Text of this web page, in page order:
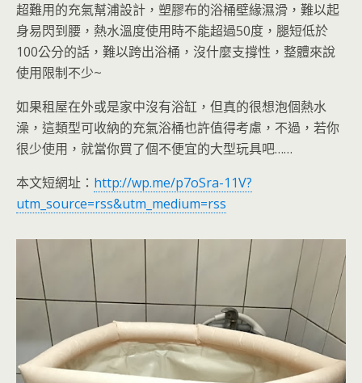
超難用的充氣幫浦設計，塑膠布的浴桶壁緣濕滑，難以起
身易閃到腰，熱水溫度使用時不能超過50度，腿短低於
100公分的話，難以跨出浴桶，沒什麼支撐性，整體來說
使用限制不少~
如果租屋在外或是家中沒有浴缸，但真的很想泡個熱水
澡，這類型可收納的充氣浴桶也許值得考慮，不過，若你
很少使用，就當你買了個不便宜的大型玩具吧……
本文短網址： http://wp.me/p7oSra-11V?
utm_source=rss&utm_medium=rss